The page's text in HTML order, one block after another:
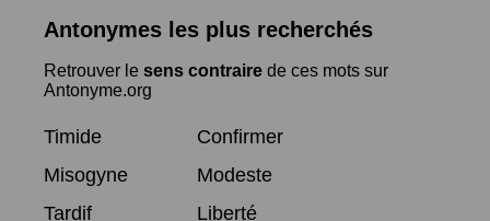
Antonymes les plus recherchés
Retrouver le sens contraire de ces mots sur
Antonyme.org
Timide
Confirmer
Misogyne
Modeste
Tardif
Liberté